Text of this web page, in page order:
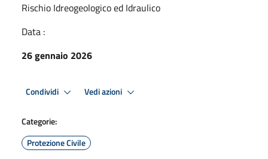
Rischio Idreogeologico ed Idraulico
Data :
26 gennaio 2026
Condividi Vedi azioni
Categorie:
Protezione Civile